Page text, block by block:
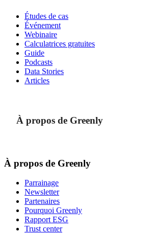
Études de cas
Événement
Webinaire
Calculatrices gratuites
Guide
Podcasts
Data Stories
Articles
À propos de Greenly
À propos de Greenly
Parrainage
Newsletter
Partenaires
Pourquoi Greenly
Rapport ESG
Trust center